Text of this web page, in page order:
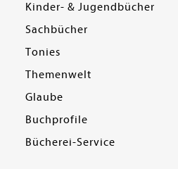
Kinder- & Jugendbücher
Sachbücher
Tonies
Themenwelt
Glaube
Buchprofile
Bücherei-Service